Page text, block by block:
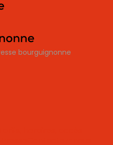
bourguignonne